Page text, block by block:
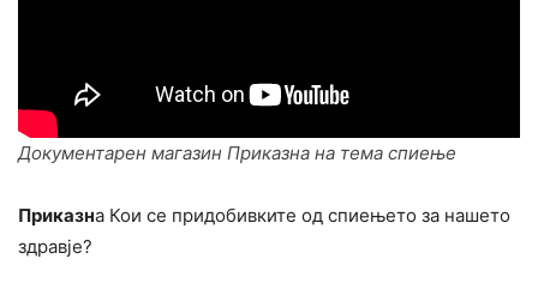
Документарен магазин Приказна на тема спиење
Приказна Кои се придобивките од спиењето за нашето
здравје?